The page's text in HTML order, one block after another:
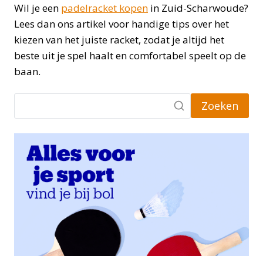
Wil je een padelracket kopen in Zuid-Scharwoude?
Lees dan ons artikel voor handige tips over het
kiezen van het juiste racket, zodat je altijd het
beste uit je spel haalt en comfortabel speelt op de
baan.
Zoeken